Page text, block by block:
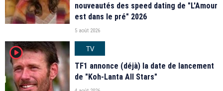
nouveautés des speed dating de "L'Amour
est dans le pré" 2026
5 août 2026
player2
TV
TF1 annonce (déjà) la date de lancement
de "Koh-Lanta All Stars"